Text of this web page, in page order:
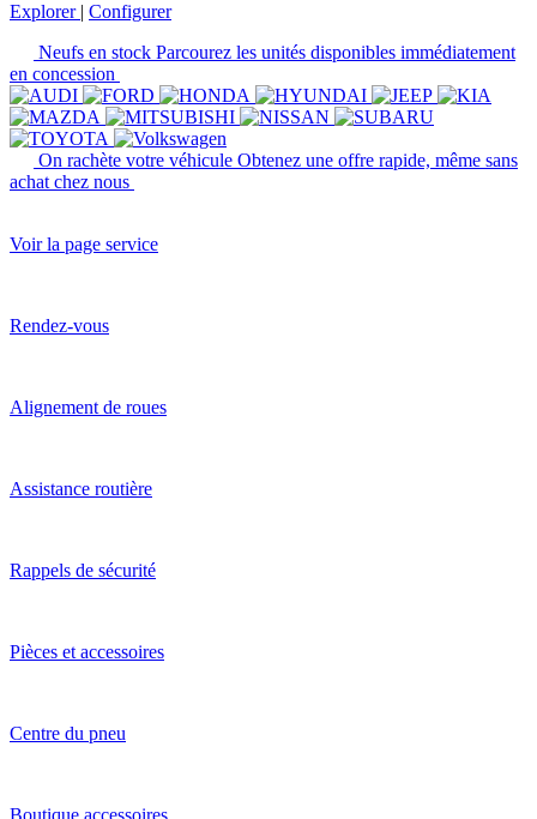
Explorer | Configurer
Neufs en stock Parcourez les unités disponibles immédiatement
en concession
On rachète votre véhicule Obtenez une offre rapide, même sans
achat chez nous
Voir la page service
Rendez-vous
Alignement de roues
Assistance routière
Rappels de sécurité
Pièces et accessoires
Centre du pneu
Boutique accessoires